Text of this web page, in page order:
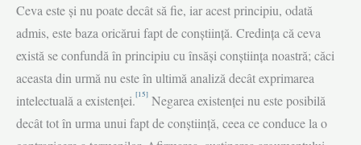
Ceva este şi nu poate decât să fie, iar acest principiu, odată
admis, este baza oricărui fapt de conştiinţă. Credinţa că ceva
există se confundă în principiu cu însăşi conştiinţa noastră; căci
aceasta din urmă nu este în ultimă analiză decât exprimarea
intelectuală a existenţei.[15] Negarea existenţei nu este posibilă
decât tot în urma unui fapt de conştiinţă, ceea ce conduce la o